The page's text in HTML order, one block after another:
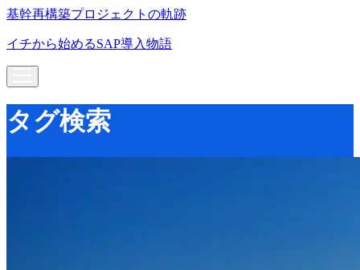
基幹再構築プロジェクトの軌跡
イチから始めるSAP導入物語
タグ検索